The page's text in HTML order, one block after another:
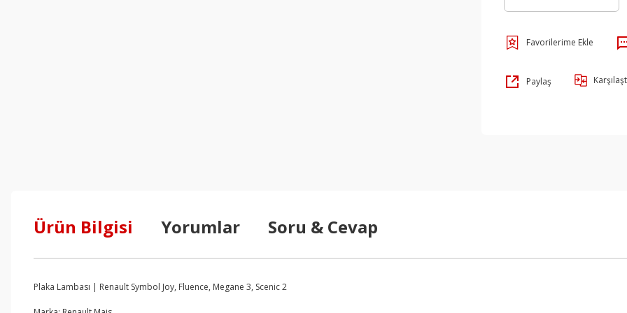
Paylaş
Ürün Bilgisi Yorumlar Soru & Cevap
Plaka Lambası | Renault Symbol Joy, Fluence, Megane 3, Scenic 2